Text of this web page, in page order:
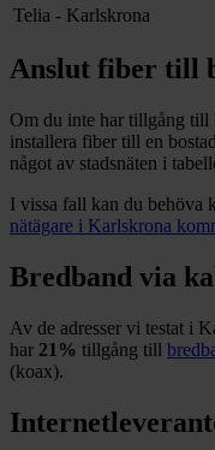
Telia - Karlskrona
Anslut fiber till
Om du inte har tillgång
installera fiber till en
något av stadsnäten i
I vissa fall kan du behöva
nätägare i Karlskrona
Bredband via
Av de adresser vi testat i
har 21% tillgång till
(koax).